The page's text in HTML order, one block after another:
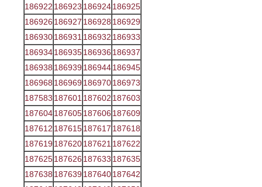
186922 186923 186924186925
186926 186927 186928 186929
186930186931 186932 186933
186934186935186936 186937
186938 186939186944186945
186968 186969186970186973
187583 187601 187602 187603
187604187605187606 187609
187612 187615187617 187618
187619187620187621 187622
187625187626 187633 187635
187638 187639187640187642